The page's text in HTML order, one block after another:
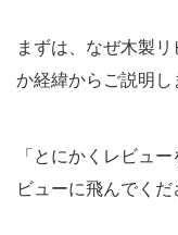
まずは、なぜ木製
か経緯からご説明し
「とにかくレビュ
ビューに飛んでくだ